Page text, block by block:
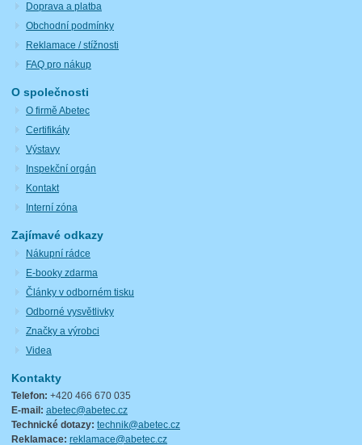
Doprava a platba
Obchodní podmínky
Reklamace / stížnosti
FAQ pro nákup
O společnosti
O firmě Abetec
Certifikáty
Výstavy
Inspekční orgán
Kontakt
Interní zóna
Zajímavé odkazy
Nákupní rádce
E-booky zdarma
Články v odborném tisku
Odborné vysvětlivky
Značky a výrobci
Videa
Kontakty
Telefon: +420 466 670 035
E-mail: abetec@abetec.cz
Technické dotazy: technik@abetec.cz
Reklamace: reklamace@abetec.cz